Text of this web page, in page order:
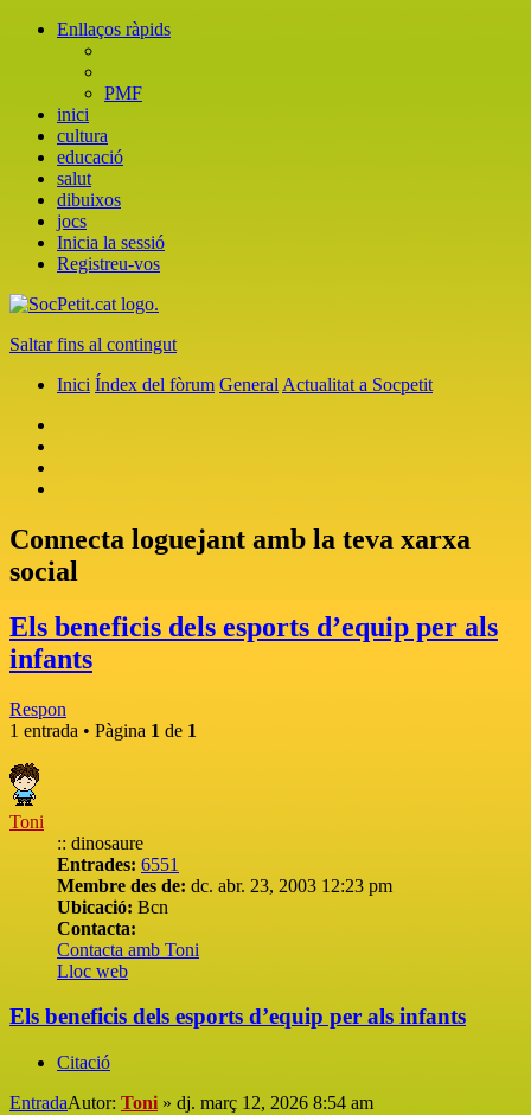
Enllaços ràpids
PMF
inici
cultura
educació
salut
dibuixos
jocs
Inicia la sessió
Registreu-vos
Saltar fins al contingut
Inici Índex del fòrum General Actualitat a Socpetit
Connecta loguejant amb la teva xarxa
social
Els beneficis dels esports d’equip per als
infants
Respon
1 entrada • Pàgina 1 de 1
Toni
:: dinosaure
Entrades: 6551
Membre des de: dc. abr. 23, 2003 12:23 pm
Ubicació: Bcn
Contacta:
Contacta amb Toni
Lloc web
Els beneficis dels esports d’equip per als infants
Citació
EntradaAutor: Toni » dj. març 12, 2026 8:54 am